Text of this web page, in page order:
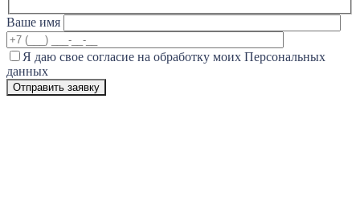
Ваше имя
Я даю свое согласие на обработку моих Персональных
данных